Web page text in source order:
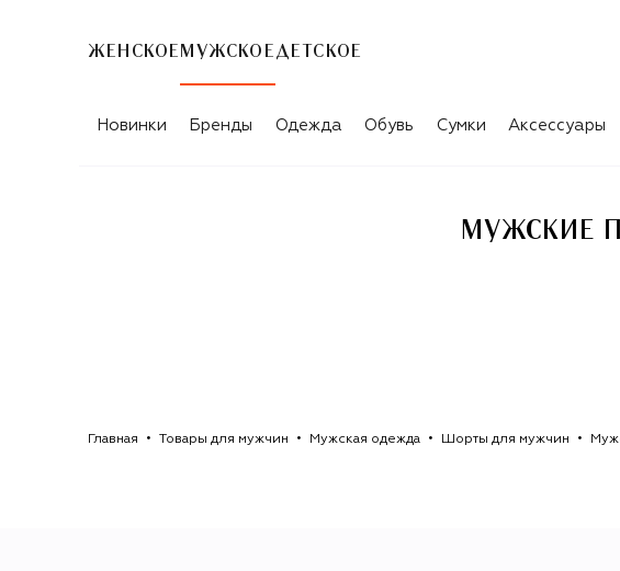
ЖЕНСКОЕ МУЖСКОЕ ДЕТСКОЕ
МУЖСКИЕ ПОВСЕДНЕВНЫЕ ШОРТЫ A.P.C.
Новинки Бренды Одежда Обувь Сумки Аксессуары
МУЖСКИЕ
Главная Товары для мужчин Мужская одежда Шорты для мужчин